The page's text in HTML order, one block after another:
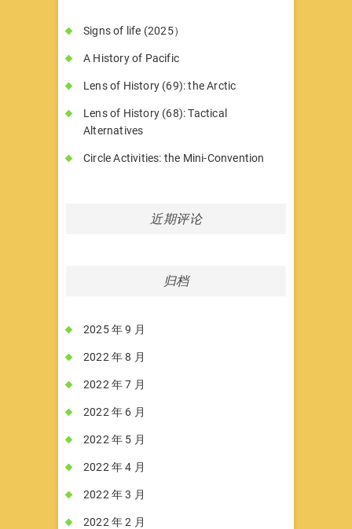
Signs of life (2025）
A History of Pacific
Lens of History (69): the Arctic
Lens of History (68): Tactical
Alternatives
Circle Activities: the Mini-Convention
近期评论
归档
2025 年 9 月
2022 年 8 月
2022 年 7 月
2022 年 6 月
2022 年 5 月
2022 年 4 月
2022 年 3 月
2022 年 2 月